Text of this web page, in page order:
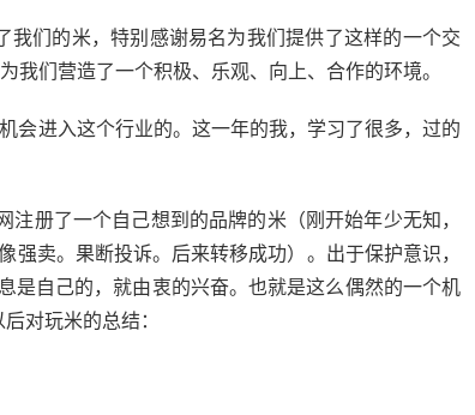
们的米，特别感谢易名为我们提供了这样的一个交
们营造了一个积极、乐观、向上、合作的环境。
会进入这个行业的。这一年的我，学习了很多，过的
册了一个自己想到的品牌的米（刚开始年少无知，
卖。果断投诉。后来转移成功）。出于保护意识，
是自己的，就由衷的兴奋。也就是这么偶然的一个机
对玩米的总结：